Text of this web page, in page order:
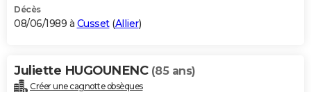
Décès
08/06/1989 à Cusset(Allier)
Juliette HUGOUNENC (85 ans)
Créer une cagnotte obsèques